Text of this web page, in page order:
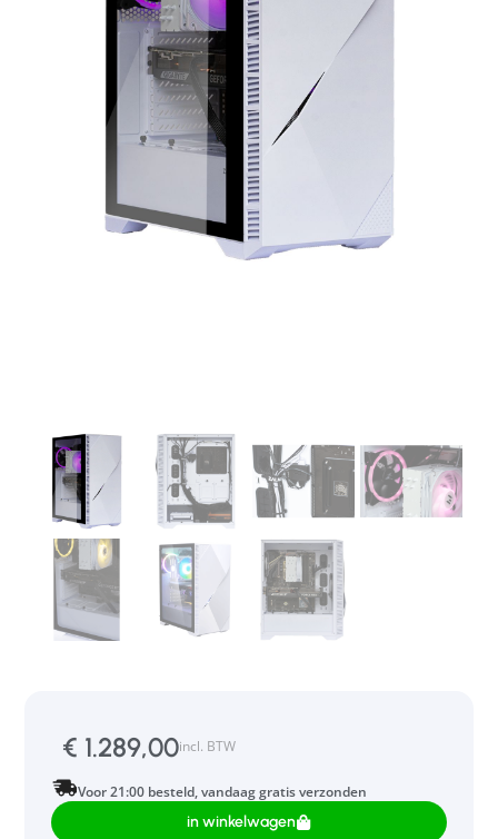
€ 1.289,00incl. BTW
Voor 21:00 besteld, vandaag gratis verzonden
in winkelwagen